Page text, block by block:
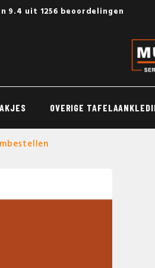
9.4 uit 1256 beoordelingen
OVERIGE